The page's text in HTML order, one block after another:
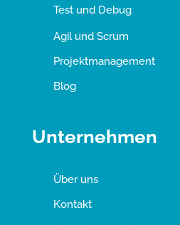
Test und Debug
Agil und Scrum
Projektmanagement
Blog
Unternehmen
Über uns
Kontakt